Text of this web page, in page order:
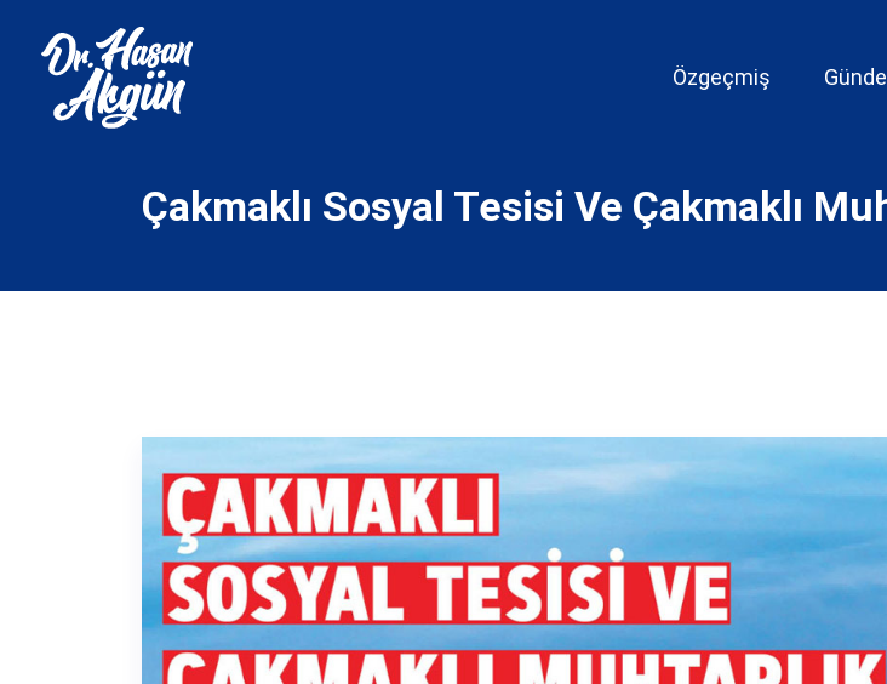
Özgeçmiş
Çakmaklı Sosyal Tesisi Ve Çakmaklı